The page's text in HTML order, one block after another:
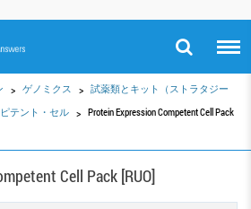
ゲノミクス
試薬類とキット（ストラタジー
テント・セル
Protein Expression Competent Cell Pack
Cell Pack [RUO]